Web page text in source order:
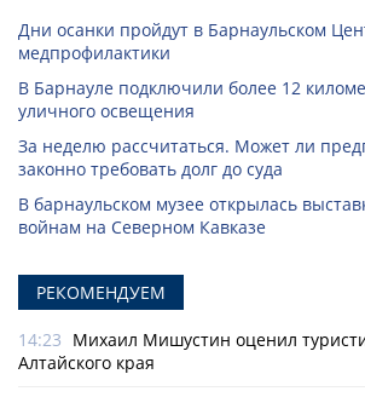
Дни осанки пройдут в Барнаульском
медпрофилактики
В Барнауле подключили более 12
уличного освещения
За неделю рассчитаться. Может ли
законно требовать долг до суда
В барнаульском музее открылась
войнам на Северном Кавказе
РЕКОМЕНДУЕМ
14:23 Михаил Мишустин оценил
Алтайского края